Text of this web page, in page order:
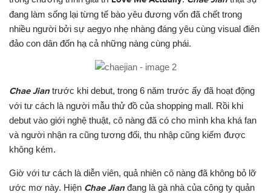
đang làm sống lại từng tế bào yêu đương vốn đã chết trong
nhiều người bởi sự aegyo nhẹ nhàng đáng yêu cùng visual điên
đảo con dân đốn hạ cả những nàng cùng phái.
Chae Jian trước khi debut, trong 6 năm trước ấy đã hoạt động
với tư cách là người mẫu thử đồ của shopping mall. Rồi khi
debut vào giới nghệ thuật, cô nàng đã có cho mình kha khá fan
và người nhận ra cũng tương đối, thu nhập cũng kiếm được
không kém.
Giờ với tư cách là diễn viên, quả nhiên cô nàng đã không bỏ lỡ
ước mơ này. Hiện Chae Jian đang là gà nhà của công ty quản